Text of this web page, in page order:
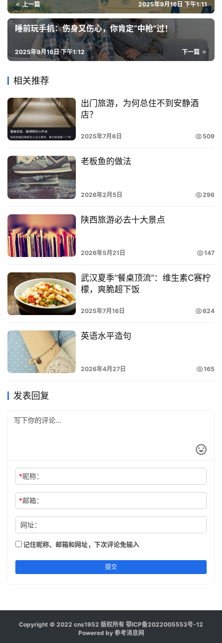
上一篇 2025年9月16日 下午1:11
睡前玩手机：伤身又伤心，你肯定“中枪”过！
下一篇
2025年9月16日 下午1:12
相关推荐
出门旅游，为何总住不到安静酒
店？
2025年7月6日 509
老板鱼的做法
2026年2月5日 296
陕西旅游必去十大景点
2026年5月21日 147
武汉夏季“餐桌顶流”：维生素C赛柠
檬，爽脆超下饭
2025年7月16日 624
英语水平造句
2026年4月27日 165
发表回复
*昵称：
*邮箱：
网址：
记住昵称、邮箱和网址，下次评论免输入
提交
Copyright © 2022 cns1952 版权所有 鄂ICP备2022005553号-12
Powered by 参考消息网